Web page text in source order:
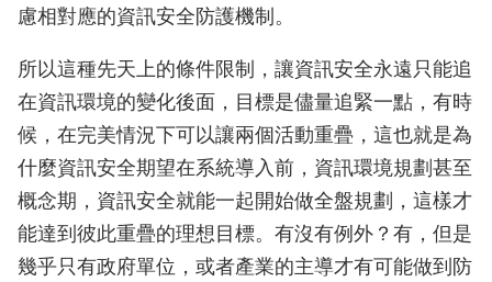
慮相對應的資訊安全防護機制。
所以這種先天上的條件限制，讓資訊安全永遠只能追
在資訊環境的變化後面，目標是儘量追緊一點，有時
候，在完美情況下可以讓兩個活動重疊，這也就是為
什麼資訊安全期望在系統導入前，資訊環境規劃甚至
概念期，資訊安全就能一起開始做全盤規劃，這樣才
能達到彼此重疊的理想目標。有沒有例外？有，但是
幾乎只有政府單位，或者產業的主導才有可能做到防